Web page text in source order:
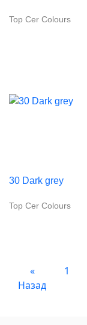
Top Cer Colours
30 Dark grey
Top Cer Colours
«
Назад
1